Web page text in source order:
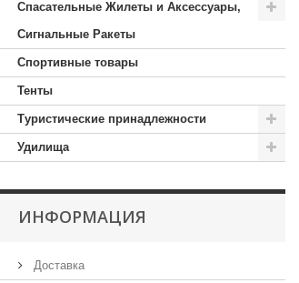
Спасательные Жилеты и Аксессуары,
Сигнальные Ракеты
Спортивные товары
Тенты
Туристические принадлежности
Удилища
ИНФОРМАЦИЯ
Доставка